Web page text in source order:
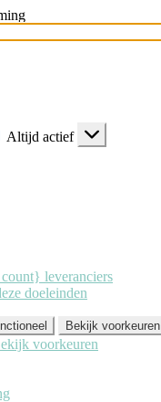
Altijd actief
leveranciers
doeleinden
Bekijk voorkeuren
voorkeuren